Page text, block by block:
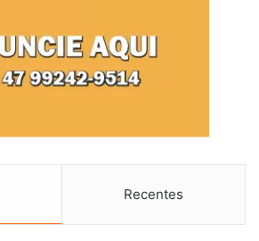
Recentes